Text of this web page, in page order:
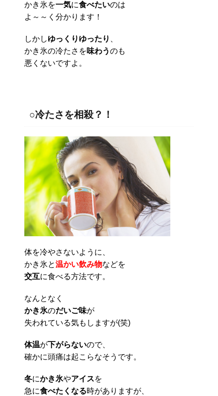
かき氷を一気に食べたいのは
よ～～く分かります！
しかしゆっくりゆったり
かき氷の冷たさを味わうのも
悪くないですよ。
○冷たさを相殺？！
体を冷やさないように、
かき氷と温かい飲み物などを
交互に食べる方法です。
なんとなく
かき氷のだいご味が
失われている気もしますが(笑)
体温が下がらないので、
確かに頭痛は起こらなそうです。
冬にかき氷やアイスを
急に食べたくなる時がありますが、